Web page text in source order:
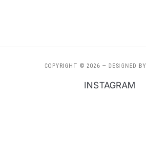
COPYRIGHT © 2026 — DESIGNED BY
INSTAGRAM